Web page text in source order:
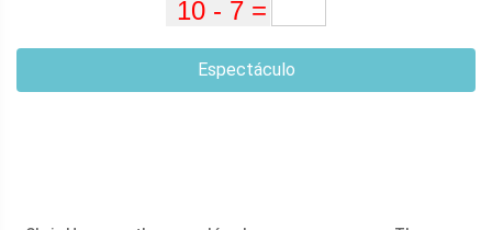
Espectáculo